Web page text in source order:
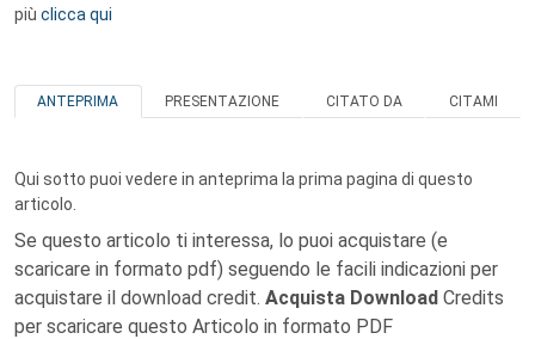
più clicca qui
ANTEPRIMA PRESENTAZIONE CITATO DA CITAMI
Qui sotto puoi vedere in anteprima la prima pagina di questo
articolo.
Se questo articolo ti interessa, lo puoi acquistare (e
scaricare in formato pdf) seguendo le facili indicazioni per
acquistare il download credit. Acquista Download Credits
per scaricare questo Articolo in formato PDF